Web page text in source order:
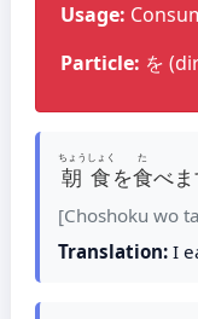
Usage:
Particle: を
朝食
ちょうしょく
を食
た
べま
[Choshoku wo
Translation:I